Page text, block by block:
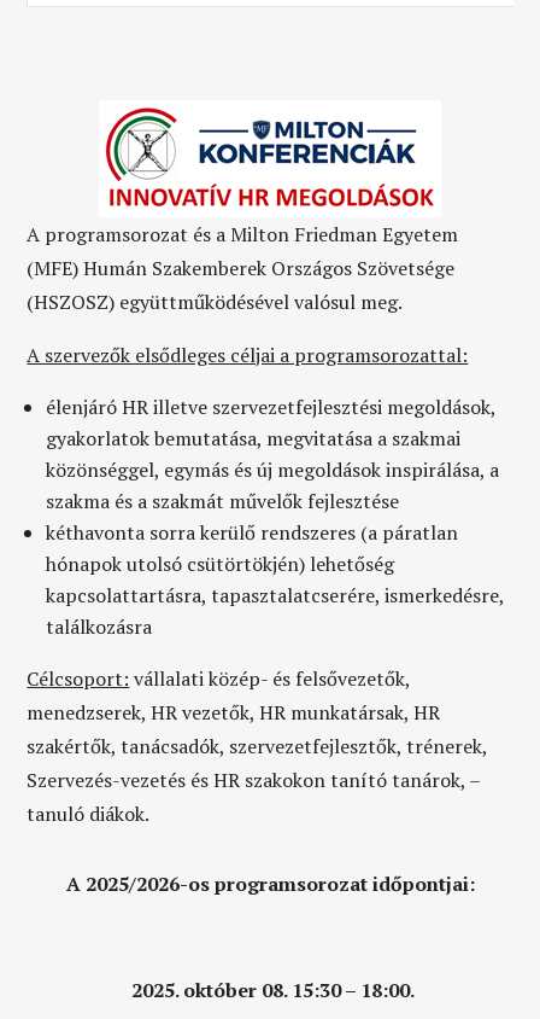
A programsorozat és a Milton Friedman Egyetem
(MFE)Humán Szakemberek Országos Szövetsége
(HSZOSZ) együttműködésével valósul meg.
A szervezők elsődleges céljai a programsorozattal:
élenjáró HR illetve szervezetfejlesztési megoldások,
gyakorlatok bemutatása, megvitatása a szakmai
közönséggel, egymás és új megoldások inspirálása, a
szakma és a szakmát művelők fejlesztése
kéthavonta sorra kerülő rendszeres (a páratlan
hónapok utolsó csütörtökjén) lehetőség
kapcsolattartásra, tapasztalatcserére, ismerkedésre,
találkozásra
Célcsoport: vállalati közép- és felsővezetők,
menedzserek, HR vezetők, HR munkatársak, HR
szakértők, tanácsadók, szervezetfejlesztők, trénerek,
Szervezés-vezetés és HR szakokon tanító tanárok, –
tanuló diákok.
A 2025/2026-os programsorozat időpontjai:
2025. október 08. 15:30 – 18:00.